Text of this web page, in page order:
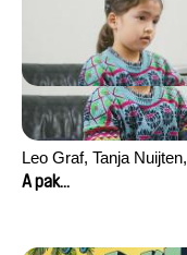
Leo Graf, Tanja Nuijten,
Raphael Stalder
A pak...